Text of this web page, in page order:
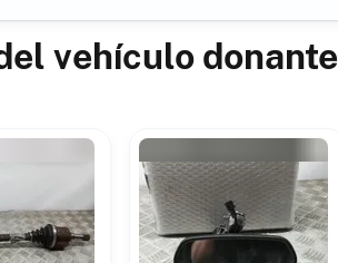
vehículo donante